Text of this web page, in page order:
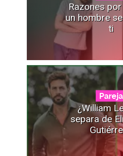
Razones
un hombre
ti
Pareja
¿William
separa de